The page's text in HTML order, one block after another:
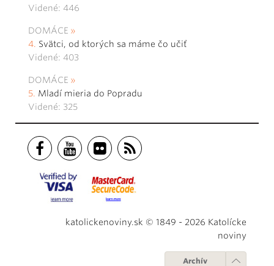
Videné: 446
DOMÁCE
Svätci, od ktorých sa máme čo učiť
Videné: 403
DOMÁCE
Mladí mieria do Popradu
Videné: 325
katolickenoviny.sk © 1849 - 2026 Katolícke
noviny
Archív